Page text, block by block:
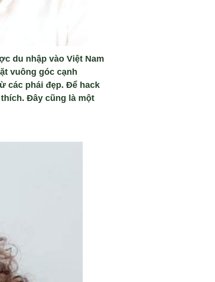
du nhập vào Việt Nam
vuông góc cạnh
các phái đẹp. Để hack
Đây cũng là một